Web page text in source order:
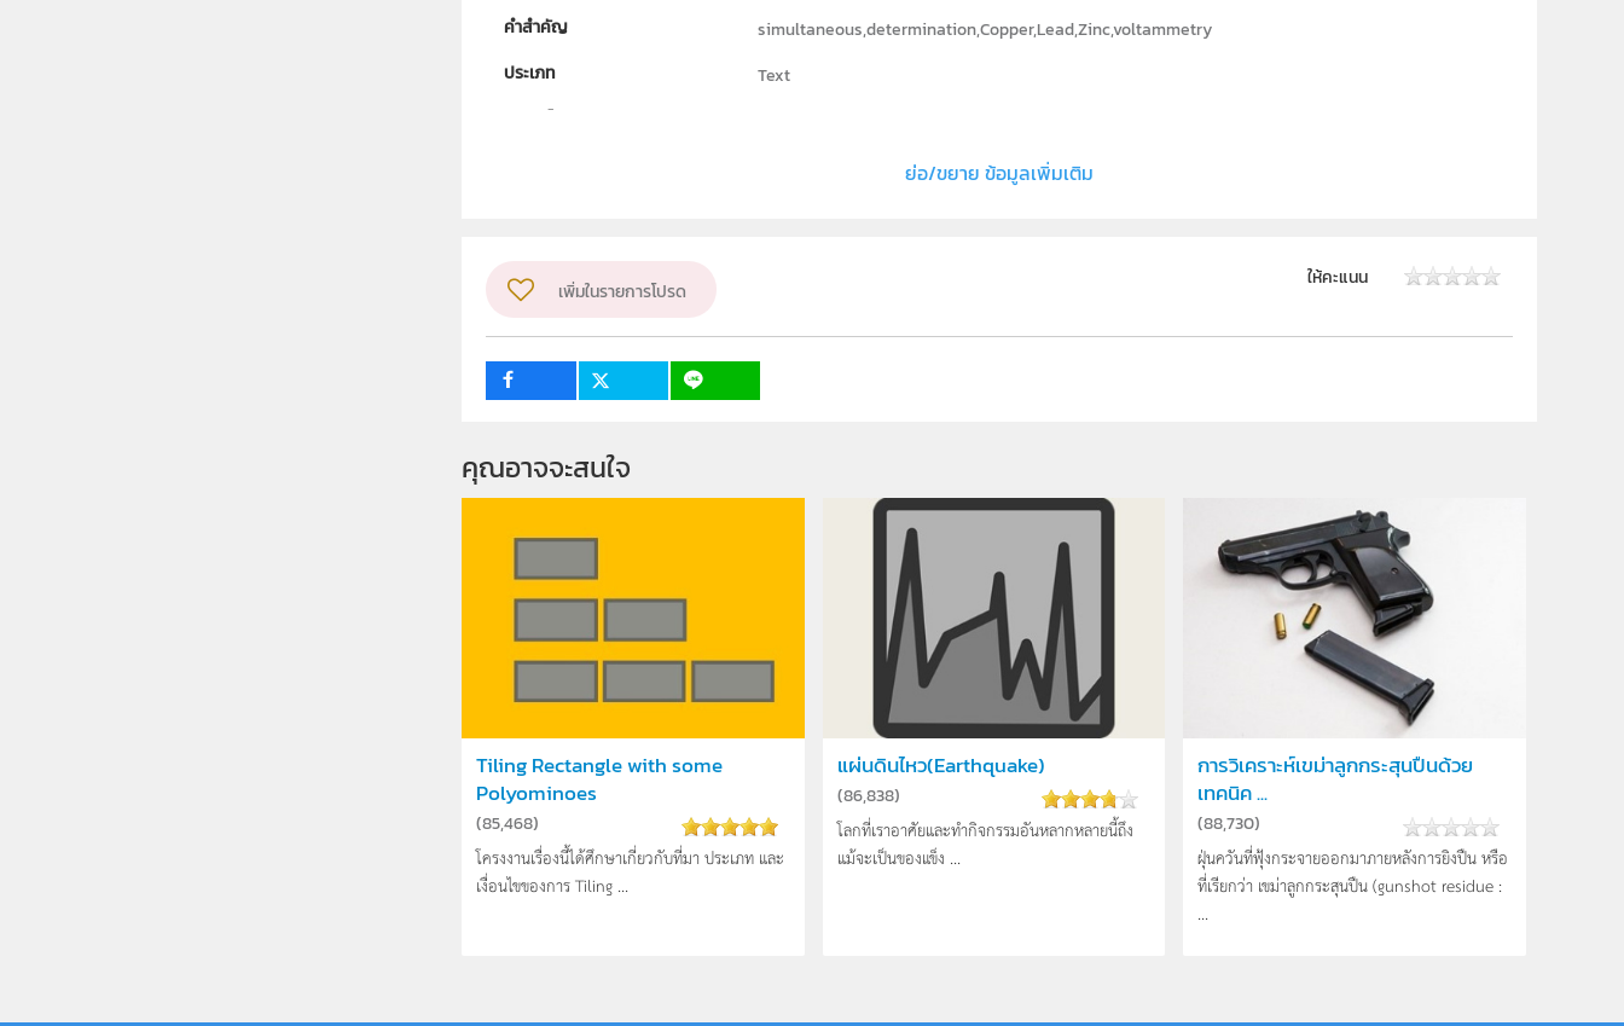
คำสำคัญ
simultaneous,determination,Copper,Lead,Zinc,voltammetry
ประเภท
Text
ย่อ/ขยาย ข้อมูลเพิ่มเติม
เพิ่มในรายการโปรด
ให้คะแนน
คุณอาจจะสนใจ
Tiling Rectangle with some
Polyominoes
(85,468)
โครงงานเรื่องนี้ได้ศึกษาเกี่ยวกับที่มา ประเภท และ
เงื่อนไขของการ Tiling ...
แผ่นดินไหว(Earthquake)
(86,838)
โลกที่เราอาศัยและทำกิจกรรมอันหลากหลายนี้ถึง
แม้จะเป็นของแข็ง ...
การวิเคราะห์เขม่าลูกกระสุนปืนด้วย
เทคนิค ...
(88,730)
ฝุ่นควันที่ฟุ้งกระจายออกมาภายหลังการยิงปืน หรือ
ที่เรียกว่า เขม่าลูกกระสุนปืน (gunshot residue :
...